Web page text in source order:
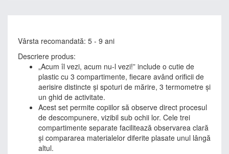
Vârsta recomandată: 5 - 9 ani
Descriere produs:
„Acum îl vezi, acum nu-l vezi!” include o cutie de
plastic cu 3 compartimente, fiecare având orificii de
aerisire distincte și spoturi de mărire, 3 termometre și
un ghid de activitate.
Acest set permite copiilor să observe direct procesul
de descompunere, vizibil sub ochii lor. Cele trei
compartimente separate facilitează observarea clară
și compararea materialelor diferite plasate unul lângă
altul.